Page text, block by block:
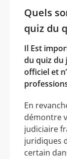
Quels
quiz du
Il Est
du quiz du
officiel et
En
démontre
judiciaire
juridiques
certain